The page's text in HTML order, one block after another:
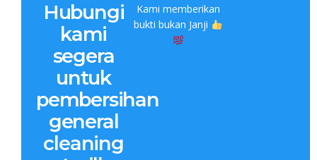
Hubungi
kami
segera
untuk
pembersihan
general
cleaning
Kami memberikan
bukti bukan Janji